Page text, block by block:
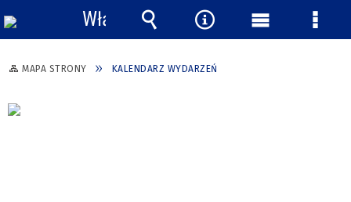
MAPA STRONY KALENDARZ WYDARZEŃ
Włącz
powiadomienia
Wyszukiwarka
Narzędzia
Menu Menu